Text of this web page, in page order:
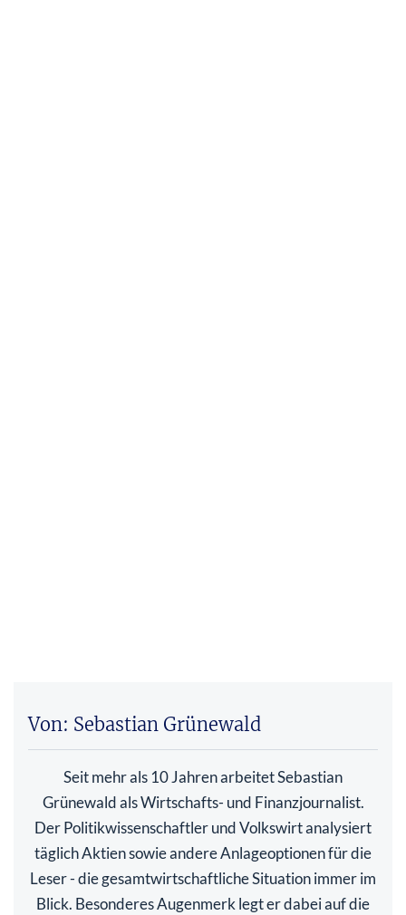
Von: Sebastian Grünewald
Seit mehr als 10 Jahren arbeitet Sebastian
Grünewald als Wirtschafts- und Finanzjournalist.
Der Politikwissenschaftler und Volkswirt analysiert
täglich Aktien sowie andere Anlageoptionen für die
Leser - die gesamtwirtschaftliche Situation immer im
Blick. Besonderes Augenmerk legt er dabei auf die